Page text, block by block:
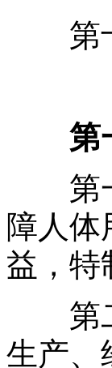
第
第
第一
障人体
益，特
第二
生产、